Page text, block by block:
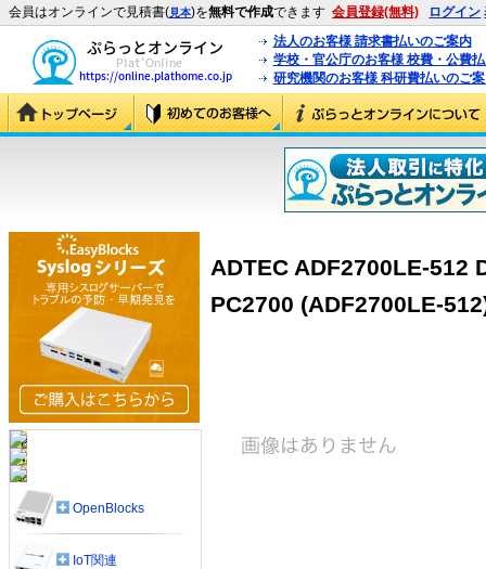
会員はオンラインで見積書(見本)を無料で作成できます 会員登録(無料) ログイン
法人のお客様 請求書払いのご案内
学校・官公庁のお客様 校費・公費
研究機関のお客様 科研費払いのご
ADTEC ADF2700LE-512
PC2700 (ADF2700LE-
OpenBlocks
IoT関連